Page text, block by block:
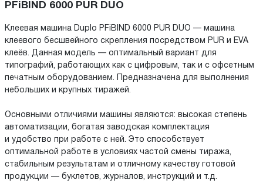
PFiBIND 6000 PUR DUO
Клеевая машина Duplo PFiBIND 6000 PUR DUO — машина
клеевого бесшвейного скрепления посредством PUR и EVA
клеёв. Данная модель — оптимальный вариант для
типографий, работающих как с цифровым, так и с офсетным
печатным оборудованием. Предназначена для выполнения
небольших и крупных тиражей.
Основными отличиями машины являются: высокая степень
автоматизации, богатая заводская комплектация
и удобство при работе с ней. Это способствует
оптимальной работе в условиях частой смены тиража,
стабильным результатам и отличному качеству готовой
продукции — буклетов, журналов, инструкций и т.д.